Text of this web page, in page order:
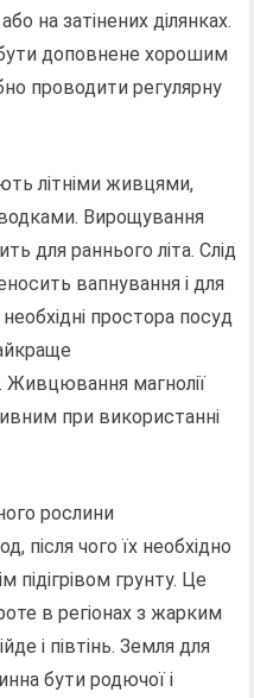
на затінених ділянках.
доповнене хорошим
проводити регулярну
літніми живцями,
Вирощування
для раннього літа. Слід
вапнування і для
простора посуд
Живцювання магнолії
при використанні
рослини
після чого їх необхідно
грунту. Це
в регіонах з жарким
і півтінь. Земля для
бути родючої і